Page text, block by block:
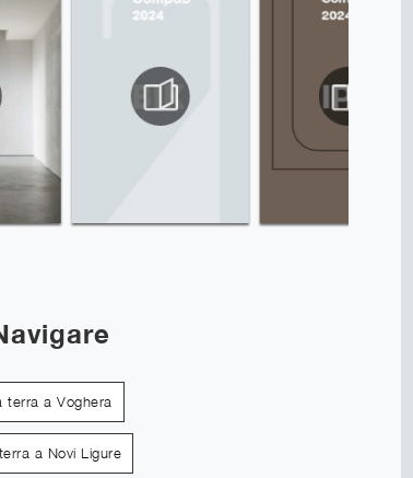
terra a Voghera
a Novi Ligure